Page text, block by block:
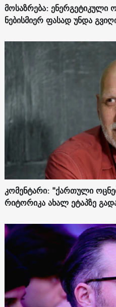
მოსაზრება: ენერგეტიკული
ნებისმიერ ფასად უნდა
კომენტარი: "ქართული
რიტორიკა ახალ ეტაპზე